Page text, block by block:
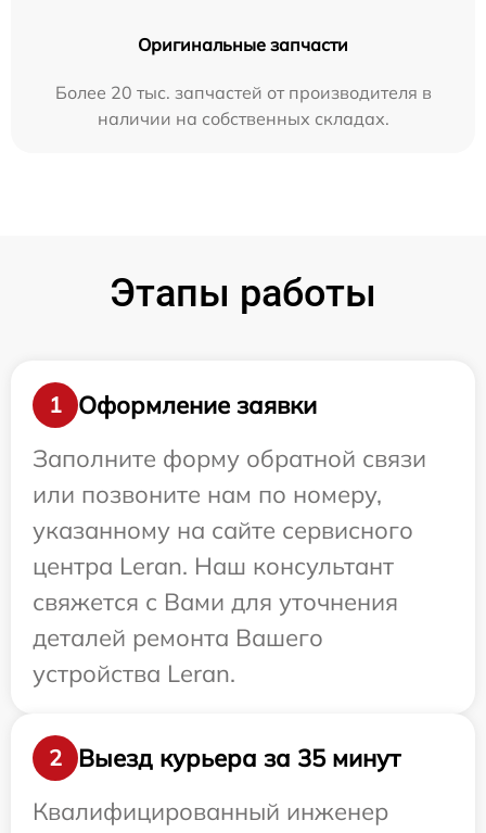
Оригинальные запчасти
Более 20 тыс. запчастей от производителя в
наличии на собственных складах.
Этапы работы
1
Оформление заявки
Заполните форму обратной связи
или позвоните нам по номеру,
указанному на сайте сервисного
центра Leran. Наш консультант
свяжется с Вами для уточнения
деталей ремонта Вашего
устройства Leran.
2
Выезд курьера за 35 минут
Квалифицированный инженер